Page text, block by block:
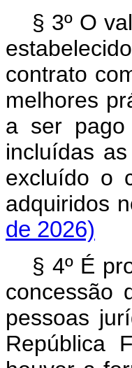
§ 3º O
contrato
melhores
a ser pago
incluídas
excluído o
de 2026)
§ 4º É
concessão
pessoas
República